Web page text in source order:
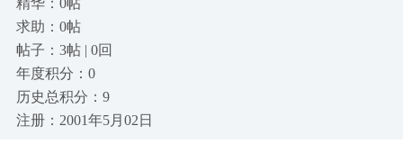
精华：0帖
求助：0帖
帖子：3帖 | 0回
年度积分：0
历史总积分：9
注册：2001年5月02日